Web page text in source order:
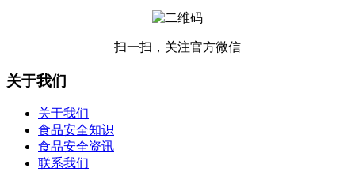
扫一扫，关注官方微信
关于我们
关于我们
食品安全知识
食品安全资讯
联系我们